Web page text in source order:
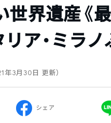
世界遺産《
リア・ミラ
年3月30日 更新）
シェア